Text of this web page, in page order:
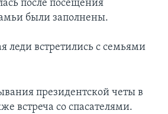
после посещения
были заполнены.
леди встретились с семьями
президентской четы в
встреча со спасателями.